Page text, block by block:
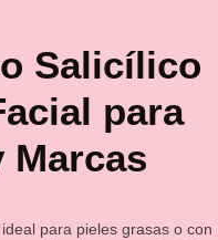
Salicílico
para
Marcas
para pieles grasas o con